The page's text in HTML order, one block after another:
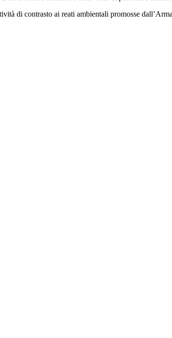
di contrasto ai reati ambientali promosse